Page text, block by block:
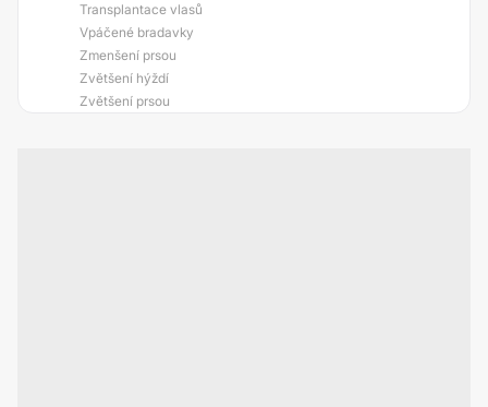
Transplantace vlasů
Vpáčené bradavky
Zmenšení prsou
Zvětšení hýždí
Zvětšení prsou